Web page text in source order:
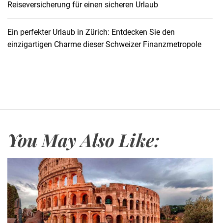
Reiseversicherung für einen sicheren Urlaub
Ein perfekter Urlaub in Zürich: Entdecken Sie den
einzigartigen Charme dieser Schweizer Finanzmetropole
You May Also Like: